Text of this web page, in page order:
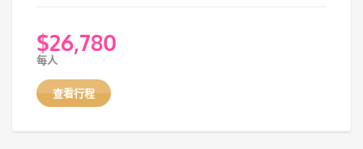
$26,780
每人
查看行程